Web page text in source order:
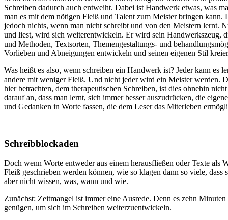
Schreiben dadurch auch entweiht. Dabei ist Handwerk etwas, was
man es mit dem nötigen Fleiß und Talent zum Meister bringen kann.
jedoch nichts, wenn man nicht schreibt und von den Meistern lernt.
und liest, wird sich weiterentwickeln. Er wird sein Handwerkszeug,
und Methoden, Textsorten, Themengestaltungs- und
Vorlieben und Abneigungen entwickeln und seinen eigenen Stil
Was heißt es also, wenn schreiben ein Handwerk ist? Jeder kann es
andere mit weniger Fleiß. Und nicht jeder wird ein Meister werden.
hier betrachten, dem therapeutischen Schreiben, ist dies ohnehin
darauf an, dass man lernt, sich immer besser auszudrücken, die
und Gedanken in Worte fassen, die dem Leser das Miterleben
Schreibblockaden
Doch wenn Worte entweder aus einem herausfließen oder Texte als
Fleiß geschrieben werden können, wie so klagen dann so viele, dass
aber nicht wissen, was, wann und wie.
Zunächst: Zeitmangel ist immer eine Ausrede. Denn es zehn
genügen, um sich im Schreiben weiterzuentwickeln.